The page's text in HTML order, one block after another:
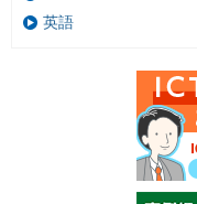
英語